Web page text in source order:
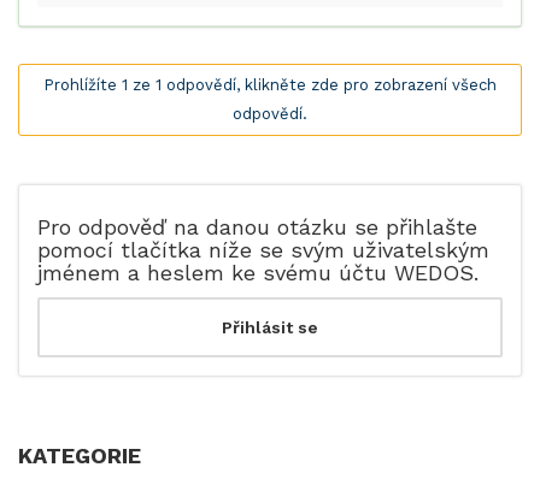
Prohlížíte 1 ze 1 odpovědí, klikněte zde pro zobrazení všech
odpovědí.
Pro odpověď na danou otázku se přihlašte
pomocí tlačítka níže se svým uživatelským
jménem a heslem ke svému účtu WEDOS.
KATEGORIE